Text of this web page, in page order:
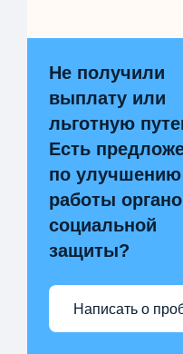
Не получили
выплату или
льготную
Есть
по улучшению
работы
социальной
защиты?
Написать о